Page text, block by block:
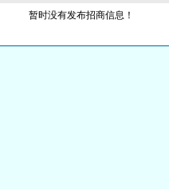
暂时没有发布招商信息！